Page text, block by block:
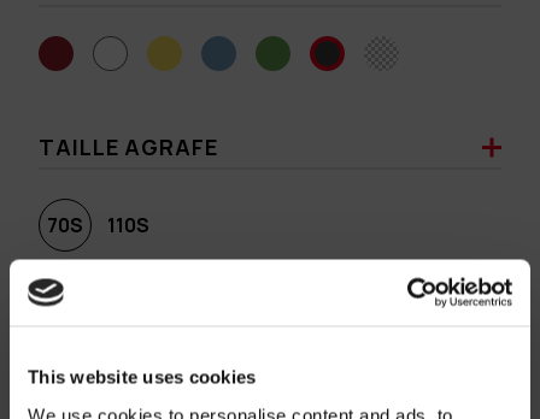
This website uses cookies
We use cookies to personalise content and ads, to
TAILLE AGRAFE
70S 110S